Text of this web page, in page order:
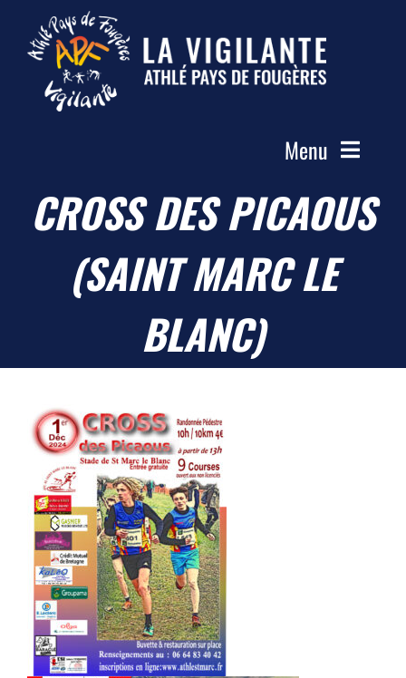
Passer
contenu
Menu
Accueil
Le Club
Actualités
Compétitions
Liens
Contact
CROSS DES PICAOUS
(SAINT MARC LE
BLANC)